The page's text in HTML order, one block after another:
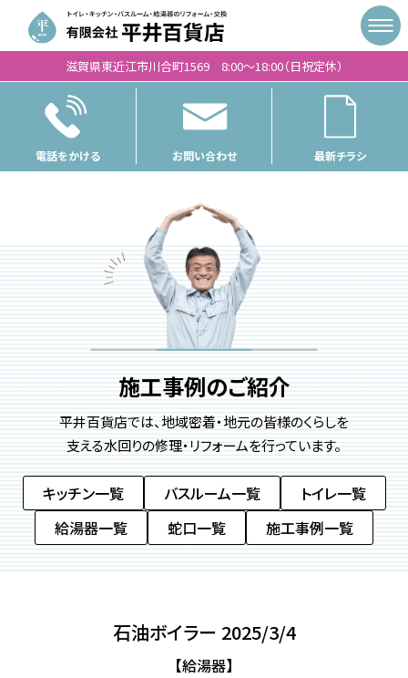
滋賀県東近江市川合町1569 8:00〜18:00（日祝定休）
電話をかける お問い合わせ 最新チラシ
施工事例のご紹介
平井百貨店では、地域密着・地元の皆様のくらしを
支える水回りの修理・リフォームを行っています。
キッチン一覧 バスルーム一覧
トイレ一覧
給湯器一覧
蛇口一覧 施工事例一覧
石油ボイラー 2025/3/4
【給湯器】